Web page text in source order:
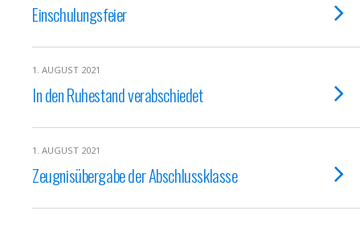
Einschulungsfeier
1. AUGUST 2021
In den Ruhestand verabschiedet
1. AUGUST 2021
Zeugnisübergabe der Abschlussklasse